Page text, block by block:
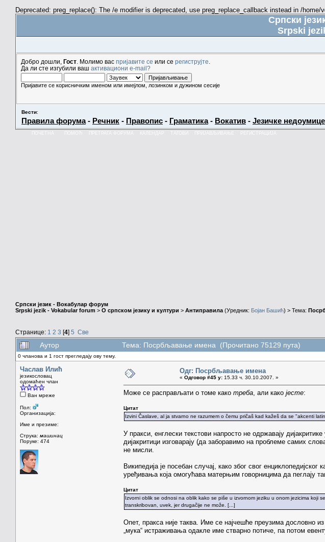
Deprecated: preg_replace(): The /e modifier is deprecated, use preg_replace_callback instead in /
Српски
Srpski
Добро дошли, Гост . Молимо вас пријавите се или се региструјте
Да ли сте изгубили ваш активациони e-mail?
Пријавите се корисничким именом или имејлом, лозинком и дужином сесије
Вести:
Правила форума- Речник - Правопис - Граматика- Вокатив - Језичке недоумице
КАЛЕНДАР
Српски језик - Вокабулар форум
Srpski jezik - Vokabular forum > О српском језику и култури > Антиправила (Уредник: Бојан Башић) > Тема:
Странице: 1 2 3 [4] 5 Све
Аутор Тема: Посрбљавање имена (Прочитано 75129 пута)
0 чланова и 1 гост прегледају ову тему.
Часлав Илић
језикословац
одомаћен члан
Ван мреже
Пол:
Организација:
Име и презиме:
Струка: машинац
Поруке: 474
Одг: Посрбљавање имена
« Одговор #45 у: 15.33 ч. 30.10.2007. »
Може се расправљати о томе како треба , али како јесте:
Цитат
Izvini Časlave, al ja stvarno ne razumem o čemu pričaš kad kažeš da se "akcenti
У пракси, енглески текстови напросто не одржавају
дијакритици изговарају (да заборавимо на проблеме самих
не мисли.
Википедија је посебан случај, како због свог
уређивања која омогућава матерњим говорницима да пеглају
Цитат
Izvorni oblik se odnosi na oblik kako se piše u izvornom jeziku u onom jezicima koji
transkribovan, uvek, jer drugačije ne može. [...]
Опет, пракса није таква. Име се најчешће преузима дословно
„мука“ истраживања одакле име стварно потиче, па потом